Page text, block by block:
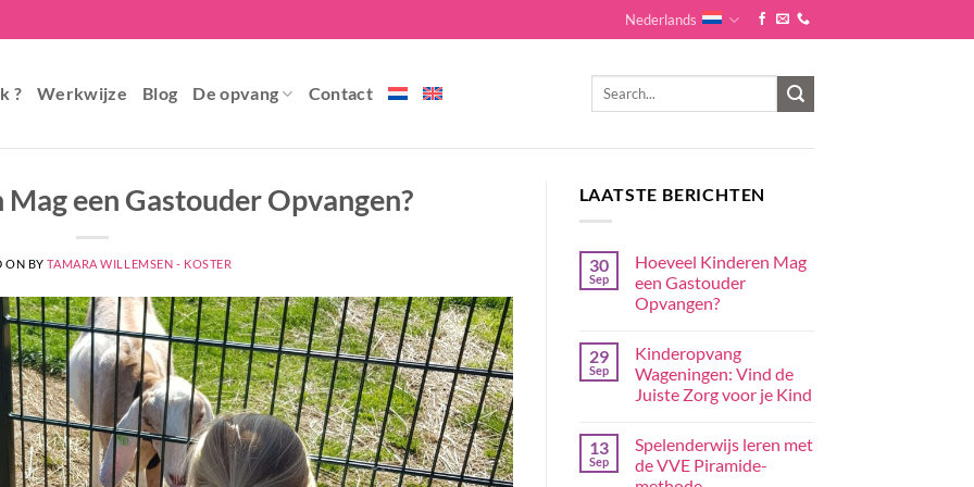
Nederlands
? Werkwijze Blog De opvang Contact
een Gastouder Opvangen?
ON BYTAMARA WILLEMSEN - KOSTER
LAATSTE BERICHTEN
30
Sep
Hoeveel Kinderen Mag
een Gastouder
Opvangen?
29
Sep
Kinderopvang
Wageningen: Vind de
Juiste Zorg voor je Kind
13
Sep
Spelenderwijs leren met
de VVE Piramide-